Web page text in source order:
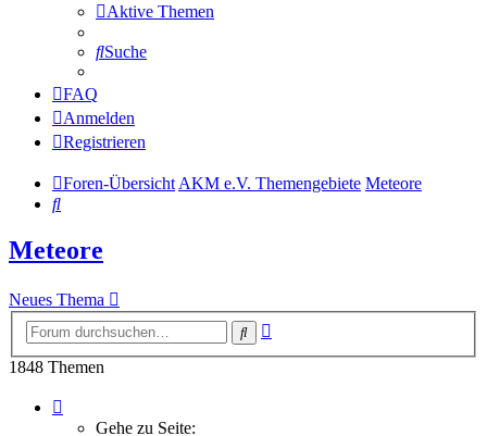
Aktive Themen
Suche
FAQ
Anmelden
Registrieren
Foren-Übersicht AKM e.V. Themengebiete Meteore
Suche
Meteore
Neues Thema
Suche
1848 Themen
Gehe zu Seite: